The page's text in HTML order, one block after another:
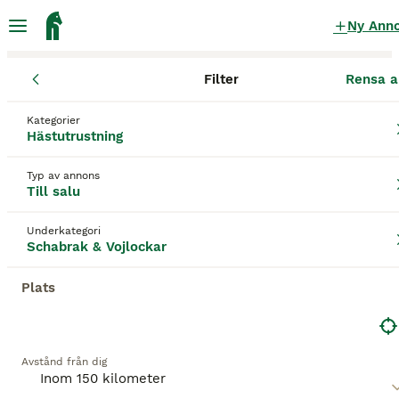
Ny
Filter Rensa
Kategorier
Hästutrustning
Typ av annons
Till salu
Underkategori
Schabrak & Vojlockar
Plats
Avstånd från dig
Schabrak & Vojlockar till salu
Spara sökning